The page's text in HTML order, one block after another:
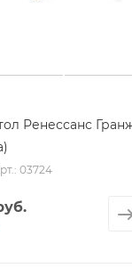
Ренессанс
03724